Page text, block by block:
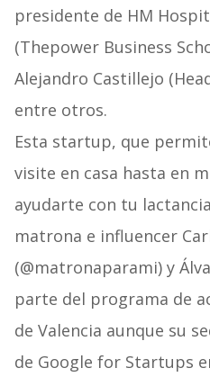
presidente de HM
(Thepower Business
Alejandro Castillejo
entre otros.
Esta startup, que
visite en casa hasta en
ayudarte con tu
matrona e influencer
(@matronaparami) y
parte del programa de
de Valencia aunque su
de Google for Startups